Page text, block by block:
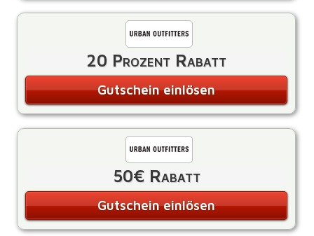
20 Prozent Rabatt
Gutschein einlösen
50€ Rabatt
Gutschein einlösen